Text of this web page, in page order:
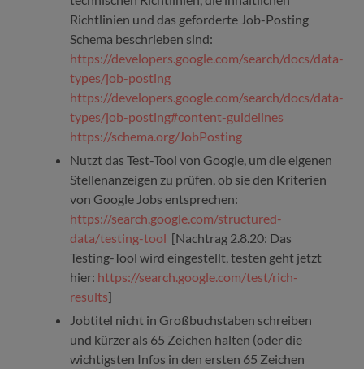
Richtlinien und das geforderte Job-Posting
Schema beschrieben sind:
https://developers.google.com/search/docs/data-
types/job-posting
https://developers.google.com/search/docs/data-
types/job-posting#content-guidelines
https://schema.org/JobPosting
Nutzt das Test-Tool von Google, um die eigenen
Stellenanzeigen zu prüfen, ob sie den Kriterien
von Google Jobs entsprechen:
https://search.google.com/structured-
data/testing-tool [Nachtrag 2.8.20: Das
Testing-Tool wird eingestellt, testen geht jetzt
hier: https://search.google.com/test/rich-
results]
Jobtitel nicht in Großbuchstaben schreiben
und kürzer als 65 Zeichen halten (oder die
wichtigsten Infos in den ersten 65 Zeichen